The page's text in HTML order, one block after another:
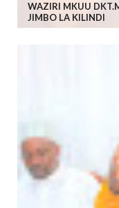
WAZIRI MKUU
JIMBO LA KILINDI